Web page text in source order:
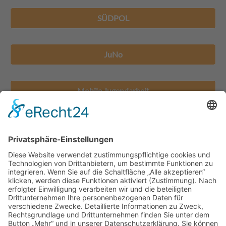
SÜDPOL
JuNo
Mobile Jugendarbeit
Jugendreferat